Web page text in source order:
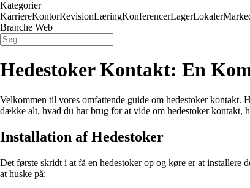
Kategorier
KarriereKontorRevisionLæringKonferencerLagerLokaler
Branche Web
Hedestoker Kontakt: En
Velkommen til vores omfattende guide om hedestoker
dække alt, hvad du har brug for at vide om hedestoker kontakt,
Installation af Hedestoker
Det første skridt i at få en hedestoker op og køre er at
at huske på: